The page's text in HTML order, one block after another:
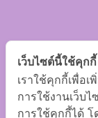
เว็บไซต์นี้ใช้คุกกี้
เราใช้คุกกี้เพื่อ
การใช้งานเว็บ
การใช้คุกกี้ได้